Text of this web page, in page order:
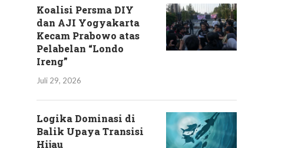
Koalisi Persma DIY
dan AJI Yogyakarta
Kecam Prabowo atas
Pelabelan “Londo
Ireng”
Juli 29, 2026
Logika Dominasi di
Balik Upaya Transisi
Hijau